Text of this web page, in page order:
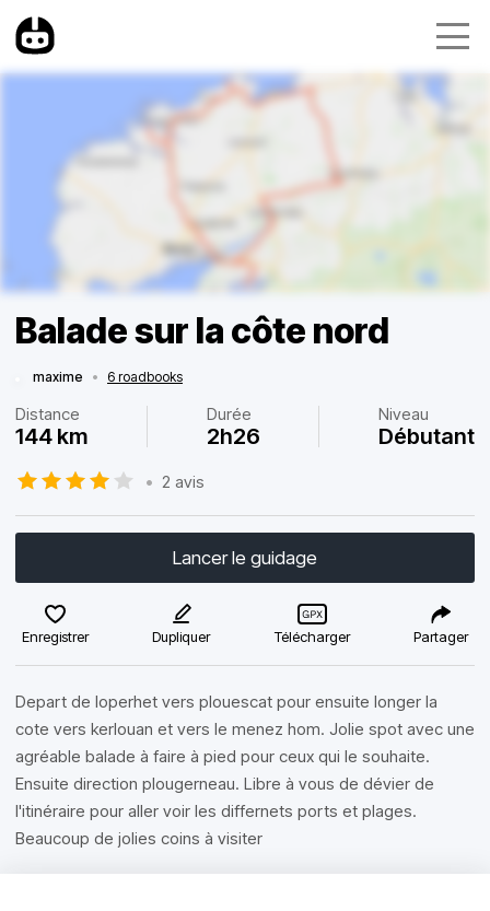
Balade sur la côte nord
maxime • 6 roadbooks
Distance
144 km
Durée
2h26
Niveau
Débutant
• 2 avis
Lancer le guidage
Enregistrer Dupliquer Télécharger Partager
Depart de loperhet vers plouescat pour ensuite longer la
cote vers kerlouan et vers le menez hom. Jolie spot avec une
agréable balade à faire à pied pour ceux qui le souhaite.
Ensuite direction plougerneau. Libre à vous de dévier de
l'itinéraire pour aller voir les differnets ports et plages.
Beaucoup de jolies coins à visiter